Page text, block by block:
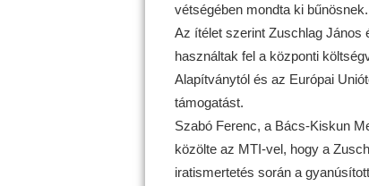
vétségében mondta ki bűnösnek.
Az ítélet szerint Zuschlag János
használtak fel a központi
Alapítványtól és az Európai
támogatást.
Szabó Ferenc, a Bács-Kiskun
közölte az MTI-vel, hogy a
iratismertetés során a